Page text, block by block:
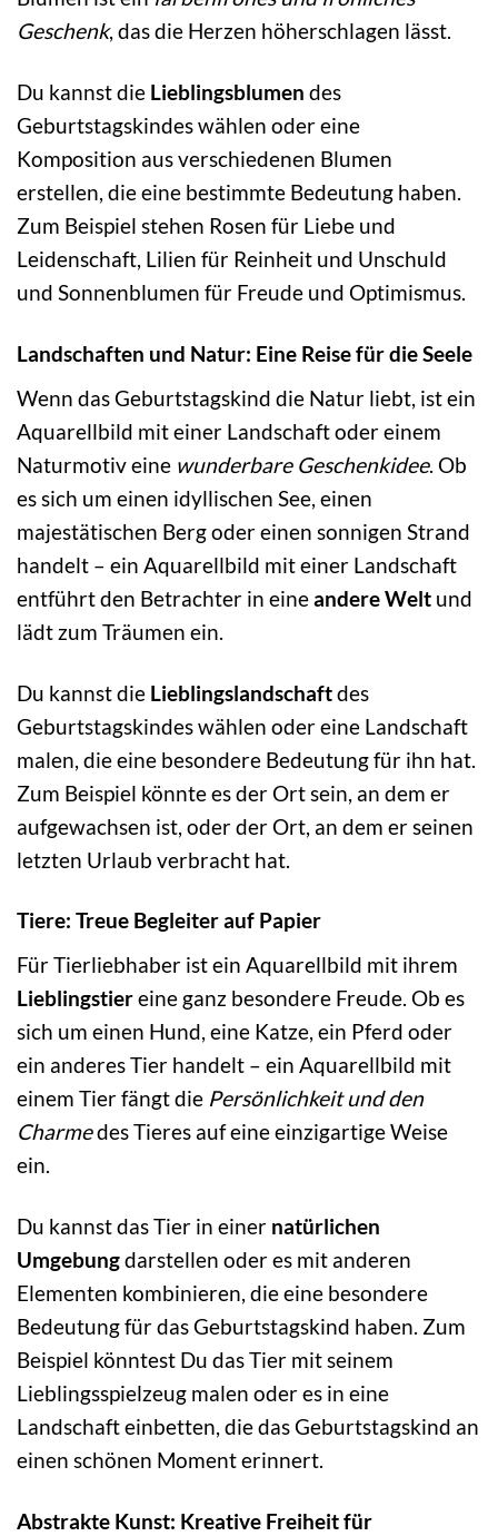
Geschenk, das die Herzen höherschlagen lässt.
Du kannst die Lieblingsblumen des
Geburtstagskindes wählen oder eine
Komposition aus verschiedenen Blumen
erstellen, die eine bestimmte Bedeutung haben.
Zum Beispiel stehen Rosen für Liebe und
Leidenschaft, Lilien für Reinheit und Unschuld
und Sonnenblumen für Freude und Optimismus.
Landschaften und Natur: Eine Reise für die Seele
Wenn das Geburtstagskind die Natur liebt, ist ein
Aquarellbild mit einer Landschaft oder einem
Naturmotiv eine wunderbare Geschenkidee. Ob
es sich um einen idyllischen See, einen
majestätischen Berg oder einen sonnigen Strand
handelt – ein Aquarellbild mit einer Landschaft
entführt den Betrachter in eineandere Welt und
lädt zum Träumen ein.
Du kannst die Lieblingslandschaftdes
Geburtstagskindes wählen oder eine Landschaft
malen, die eine besondere Bedeutung für ihn hat.
Zum Beispiel könnte es der Ort sein, an dem er
aufgewachsen ist, oder der Ort, an dem er seinen
letzten Urlaub verbracht hat.
Tiere: Treue Begleiter auf Papier
Für Tierliebhaber ist ein Aquarellbild mit ihrem
Lieblingstiereine ganz besondere Freude. Ob es
sich um einen Hund, eine Katze, ein Pferd oder
ein anderes Tier handelt – ein Aquarellbild mit
einem Tier fängt die Persönlichkeit und den
Charmedes Tieres auf eine einzigartige Weise
ein.
Du kannst das Tier in einer natürlichen
Umgebungdarstellen oder es mit anderen
Elementen kombinieren, die eine besondere
Bedeutung für das Geburtstagskind haben. Zum
Beispiel könntest Du das Tier mit seinem
Lieblingsspielzeug malen oder es in eine
Landschaft einbetten, die das Geburtstagskind an
einen schönen Moment erinnert.
Abstrakte Kunst: Kreative Freiheit für